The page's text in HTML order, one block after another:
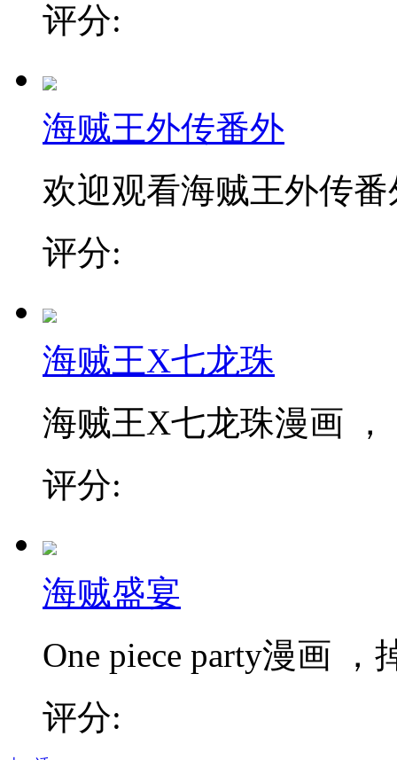
评分:
海贼王外传番外
欢迎观看海贼王外传
评分:
海贼王X七龙珠
海贼王X七龙珠漫画
评分:
海贼盛宴
One piece party漫画
评分: